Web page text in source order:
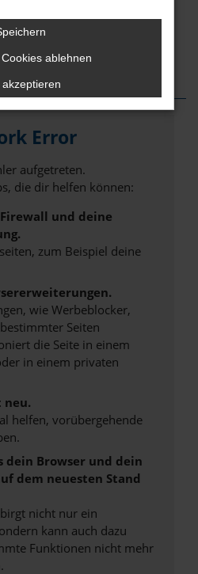
Bonn
Error
aufgetreten.
die dir helfen können:
und deine
zum Beispiel deine
wie Werbeblocker,
Seiten
die Seite in einem
in einem privaten
neu.
helfen, vorübergehende
dein Browser und dein
dem neuesten Stand
nicht nur ein
kann auch dazu
Funktionen nicht mehr
ablehnen
akzeptieren